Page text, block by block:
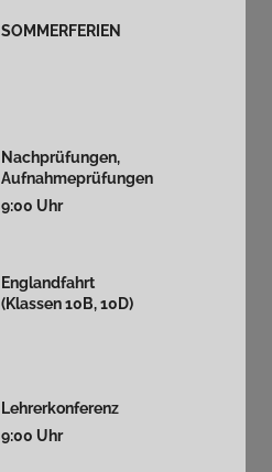
SOMMERFERIEN
Nachprüfungen,
Aufnahmeprüfungen
9:00 Uhr
Englandfahrt
(Klassen 10B, 10D)
Lehrerkonferenz
9:00 Uhr